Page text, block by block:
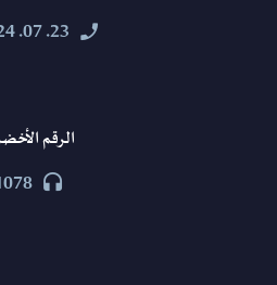


23. 07. 24. 023
الرقم

